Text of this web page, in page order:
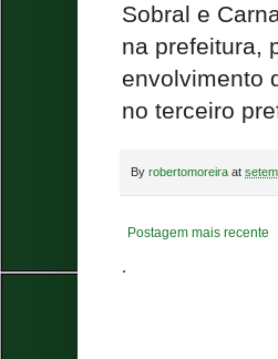
Sobral e
na prefeitura,
envolvimento
no terceiro
By robertomoreira at
Postagem mais recente
.